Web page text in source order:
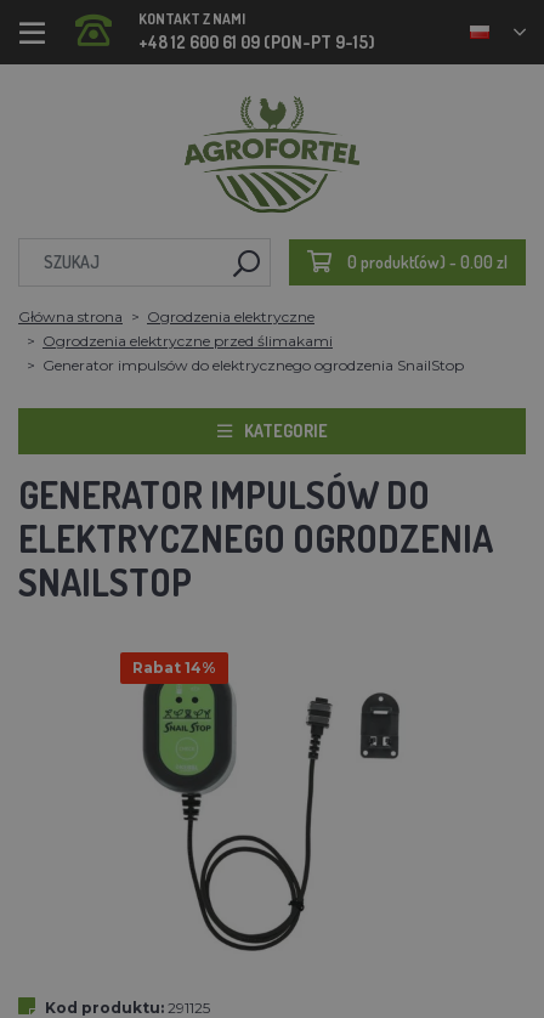
KONTAKT Z NAMI
+48 12 600 61 09 (PON-PT 9-15)
0 produkt(ów) - 0.00 zl
Główna strona
Ogrodzenia elektryczne
Ogrodzenia elektryczne przed ślimakami
Generator impulsów do elektrycznego ogrodzenia SnailStop
KATEGORIE
GENERATOR IMPULSÓW DO
ELEKTRYCZNEGO OGRODZENIA
SNAILSTOP
Rabat 14%
Kod produktu: 291125